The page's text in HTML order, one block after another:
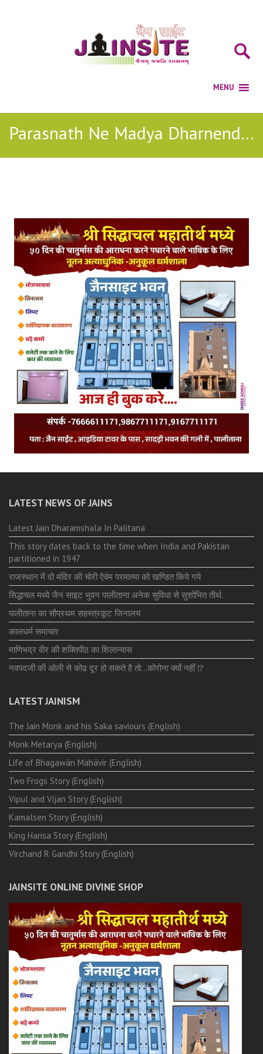
Parasnath Ne Madya Dharnendra Ane Downlod
LATEST NEWS OF JAINS
Latest Jain Dharamshala In Palitana
This story dates back to the time when India and Pakistan
partitioned in 1947
राजस्थान में दो मंदिर की चोरी ऐवंम परमात्मा को खण्डित किये गये
सिद्धाचल मध्ये जैन साइट भुवन पालीताना अनेक सुविधा से सुशोभित तीर्थ.
पालीताना का सौप्रथम सहस्त्रकूट जिनालय
कालधर्म समाचार
माणिभद्र वीर की शक्तिपीठ का शिलान्यास
नवपदजी की ओली से कोढ दूर हो सकते है तो…कोरोना क्यों नहीं ⁉️
LATEST JAINISM
The Jain Monk and his Saka saviours (English)
Monk Metarya (English)
Life of Bhagawän Mahävir (English)
Two Frogs Story (English)
Vipul and Vijan Story (English)
Kamalsen Story (English)
King Hansa Story (English)
Virchand R Gandhi Story (English)
JAINSITE ONLINE DIVINE SHOP